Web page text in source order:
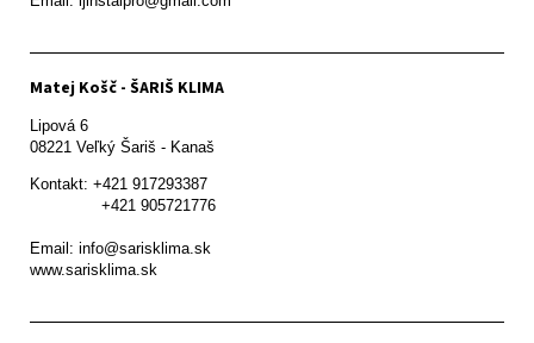
Matej Košč - ŠARIŠ KLIMA
Lipová 6
08221 Veľký Šariš - Kanaš
Kontakt: +421 917293387
Email: info@sarisklima.sk
www.sarisklima.sk